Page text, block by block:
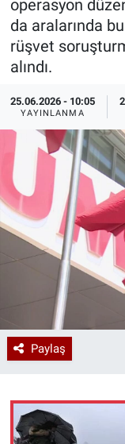
operasyon
da aralarında
rüşvet
alındı.
25.06.2026 - 10:05
YAYINLANMA
Paylaş
Trend
Özel
Ekonomi
Dünya
Kadın
Erişim
Sağlık
Teknoloji
Ramazan
Son Dakika
Haber Arşivi